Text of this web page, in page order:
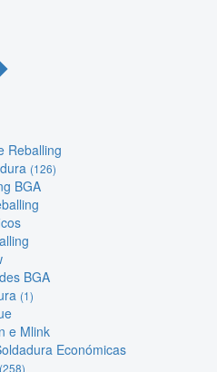
Reballing
(126)
BGA
BGA
(1)
e Mlink
Económicas
(258)